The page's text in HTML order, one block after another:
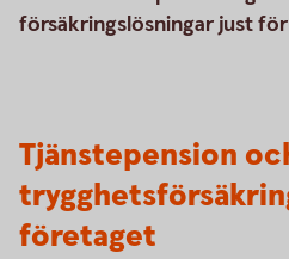
försäkringslösningar just
Tjänstepension
företaget